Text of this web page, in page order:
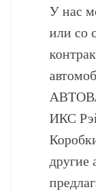
У нас
или со
ИКС
другие